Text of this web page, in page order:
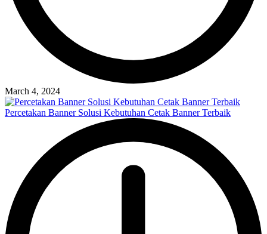
March 4, 2024
Percetakan Banner Solusi Kebutuhan Cetak Banner Terbaik